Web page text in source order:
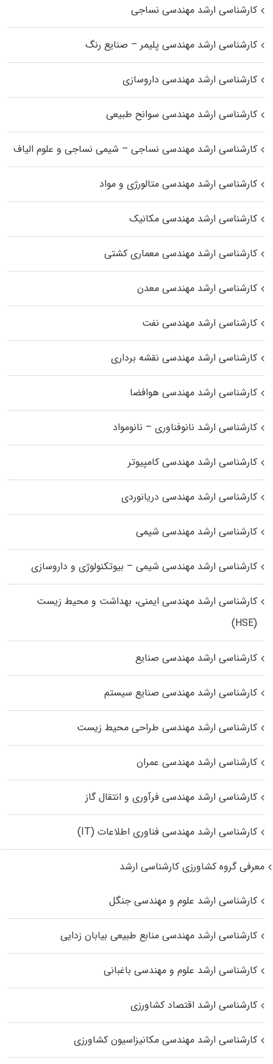
کارشناسی ارشد مهندسی نساجی
کارشناسی ارشد مهندسی پلیمر – صنایع رنگ
کارشناسی ارشد مهندسی داروسازی
کارشناسی ارشد مهندسی سوانح طبیعی
کارشناسی ارشد مهندسی نساجی – شیمی نساجی و علوم الیاف
کارشناسی ارشد مهندسی متالورژی و مواد
کارشناسی ارشد مهندسی مکانیک
کارشناسی ارشد مهندسی معماری کشتی
کارشناسی ارشد مهندسی معدن
کارشناسی ارشد مهندسی نفت
کارشناسی ارشد مهندسی نقشه برداری
کارشناسی ارشد مهندسی هوافضا
کارشناسی ارشد نانوفناوری – نانومواد
کارشناسی ارشد مهندسی کامپیوتر
کارشناسی ارشد مهندسی دریانوردی
کارشناسی ارشد مهندسی شیمی
کارشناسی ارشد مهندسی شیمی – بیوتکنولوژی و داروسازی
کارشناسی ارشد مهندسی ایمنی، بهداشت و محیط زیست
(HSE)
کارشناسی ارشد مهندسی صنایع
کارشناسی ارشد مهندسی صنایع سیستم
کارشناسی ارشد مهندسی طراحی محیط زیست
کارشناسی ارشد مهندسی عمران
کارشناسی ارشد مهندسی فرآوری و انتقال گاز
کارشناسی ارشد مهندسی فناوری اطلاعات (IT)
معرفی گروه کشاورزی کارشناسی ارشد
کارشناسی ارشد علوم و مهندسی جنگل
کارشناسی ارشد مهندسی منابع طبیعی بیابان زدایی
کارشناسی ارشد علوم و مهندسی باغبانی
کارشناسی ارشد اقتصاد کشاورزی
کارشناسی ارشد مهندسی مکانیزاسیون کشاورزی